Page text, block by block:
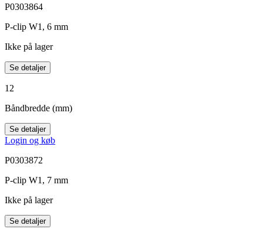
P0303864
P-clip W1, 6 mm
Ikke på lager
Se detaljer
12
Båndbredde (mm)
Se detaljer
Login og køb
P0303872
P-clip W1, 7 mm
Ikke på lager
Se detaljer